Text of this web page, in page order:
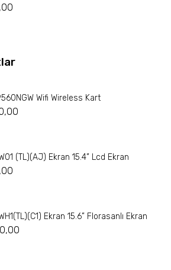
Wifi Wireless Kart
(TL)(AJ) Ekran 15.4” Lcd Ekran
Ekran 15.6” Florasanlı Ekran